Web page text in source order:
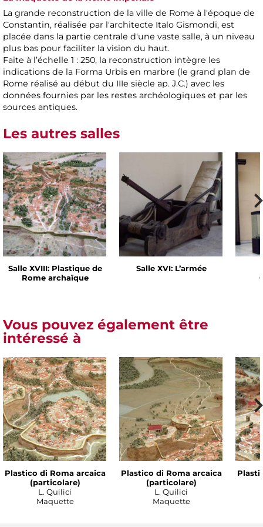
La grande reconstruction de la ville de Rome à l'époque de
Constantin, réalisée par l'architecte Italo Gismondi, est
placée dans la partie centrale d'une vaste salle, à un niveau
plus bas pour faciliter la vision du haut.
Faite à l’échelle 1 : 250, la reconstruction intègre les
indications de la Forma Urbis en marbre (le grand plan de
Rome réalisé au début du IIIe siècle ap. J.C.) avec les
données fournies par les restes archéologiques et par les
sources antiques.
Les autres salles
Salle XVIII: Plastique de
Rome archaïque
Salle XVI: L’armée
Vous pouvez également être
intéressé à
Plastico di Roma arcaica
(particolare)
L. Quilici
Maquette
Plastico di Roma arcaica
(particolare)
L. Quilici
Maquette